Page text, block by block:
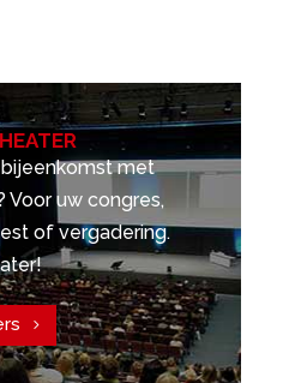
met
Voor uw congres,
of vergadering.